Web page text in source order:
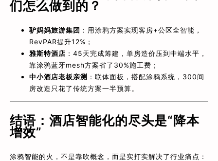
们怎么做到的？
驴妈妈旅游集团 ：用涂鸦方案实现客房+公区全智能，
RevPAR提升12%；
雅斯特酒店 ：45天完成筹建，单房造价压到中端水平，
靠涂鸦蓝牙mesh方案省了30%施工费；
中小酒店老板亲测 ：联体面板，搭配涂鸦系统，300间
房改造只花了传统方案一半预算。
结语：酒店智能化的尽头是“降本
增效”
涂鸦智能的火，不是靠吹概念，而是实打实解决了行业痛点：